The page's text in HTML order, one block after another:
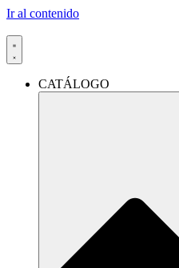
Ir al contenido
CATÁLOGO